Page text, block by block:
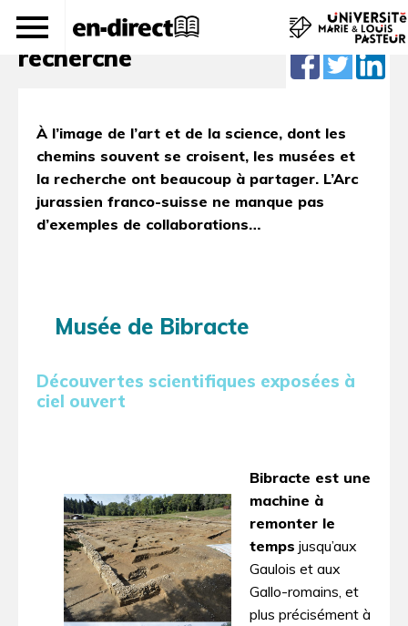
Musées connectés à la
recherche
À l’image de l’art et de la science, dont les
chemins souvent se croisent, les musées et
la recherche ont beaucoup à partager. L’Arc
jurassien franco-suisse ne manque pas
d’exemples de collaborations…
Musée de Bibracte
Découvertes scientifiques exposées à
ciel ouvert
Bibracte est une
machine à
remonter le
temps jusqu’aux
Gaulois et aux
Gallo-romains, et
plus précisément à